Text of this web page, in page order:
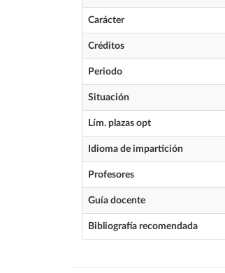
Carácter
Créditos
Periodo
Situación
Lím. plazas opt
Idioma de impartición
Profesores
Guía docente
Bibliografía recomendada